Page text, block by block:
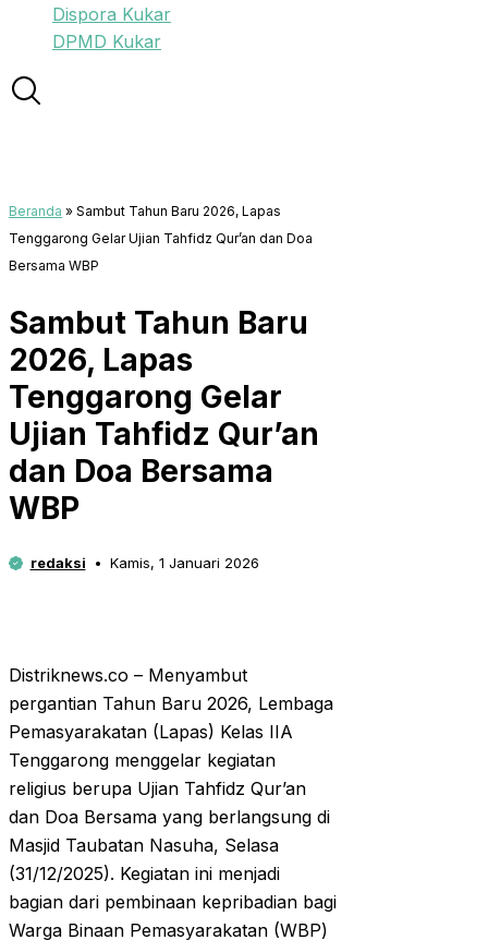
Dispora Kukar
DPMD Kukar
Beranda » Sambut Tahun Baru 2026, Lapas
Tenggarong Gelar Ujian Tahfidz Qur’an dan Doa
Bersama WBP
Sambut Tahun Baru
2026, Lapas
Tenggarong Gelar
Ujian Tahfidz Qur’an
dan Doa Bersama
WBP
redaksi Kamis, 1 Januari 2026
Distriknews.co – Menyambut
pergantian Tahun Baru 2026, Lembaga
Pemasyarakatan (Lapas) Kelas IIA
Tenggarong menggelar kegiatan
religius berupa Ujian Tahfidz Qur’an
dan Doa Bersama yang berlangsung di
Masjid Taubatan Nasuha, Selasa
(31/12/2025). Kegiatan ini menjadi
bagian dari pembinaan kepribadian bagi
Warga Binaan Pemasyarakatan (WBP)